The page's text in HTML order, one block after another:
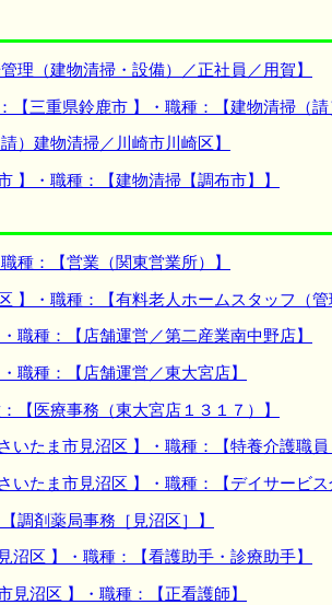
（建物清掃・設備）／正社員／用賀】
重県鈴鹿市 】・職種：【建物清掃（請
）建物清掃／川崎市川崎区】
・職種：【建物清掃【調布市】】
種：【営業（関東営業所）】
・職種：【有料老人ホームスタッフ（管
種：【店舗運営／第二産業南中野店】
種：【店舗運営／東大宮店】
医療事務（東大宮店１３１７）】
たま市見沼区 】・職種：【特養介護職員
たま市見沼区 】・職種：【デイサービス
調剤薬局事務［見沼区］】
区 】・職種：【看護助手・診療助手】
沼区 】・職種：【正看護師】